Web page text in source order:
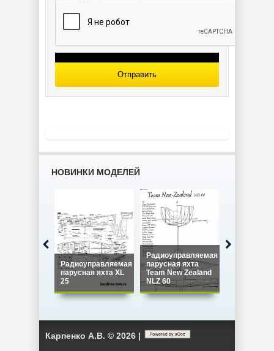
Отправить
НОВИНКИ МОДЕЛЕЙ
Радиоуправляемая
парусная яхта XL
25
Радиоуправляемая
парусная яхта
Team New Zealand
NLZ 60
Карпенко А.В. © 2026 |